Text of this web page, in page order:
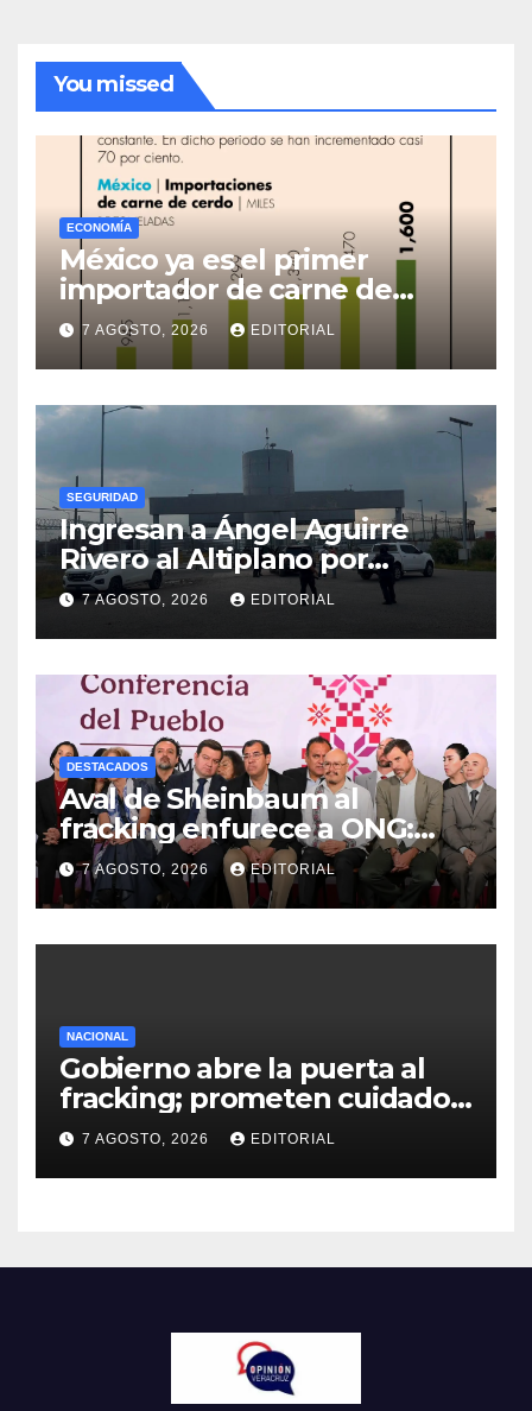
You missed
ECONOMÍA
México ya es el primer
importador de carne de
cerdo en el mundo
7 AGOSTO, 2026 EDITORIAL
SEGURIDAD
Ingresan a Ángel Aguirre
Rivero al Altiplano por
presunta destrucción de
evidencias de caso
Ayotzinapa
7 AGOSTO, 2026 EDITORIAL
DESTACADOS
Aval de Sheinbaum al
fracking enfurece a ONG:
“Buscaban cómo usarlo con
menos culpa”
7 AGOSTO, 2026 EDITORIAL
NACIONAL
Gobierno abre la puerta al
fracking; prometen cuidado
del agua y consultas
ciudadanas
7 AGOSTO, 2026 EDITORIAL